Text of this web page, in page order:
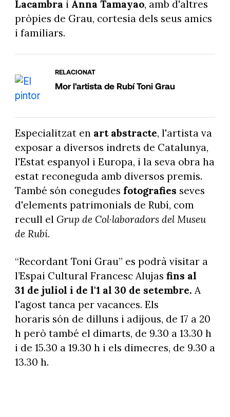
Lacambra i Anna Tamayao, amb d'altres
pròpies de Grau, cortesia dels seus amics
i familiars.
RELACIONAT
Mor l'artista de Rubí Toni Grau
Especialitzat en art abstracte, l'artista va
exposar a diversos indrets de Catalunya,
l'Estat espanyol i Europa, i la seva obra ha
estat reconeguda amb diversos premis.
També són conegudes fotografies seves
d'elements patrimonials de Rubí, com
recull el Grup de Col·laboradors del Museu
de Rubí.
“Recordant Toni Grau” es podrà visitar a
l’Espai Cultural Francesc Alujas fins al
31 de juliol i de l'1 al 30 de setembre. A
l'agost tanca per vacances. Els
horaris són de dilluns i adijous, de 17 a 20
h però també el dimarts, de 9.30 a 13.30 h
i de 15.30 a 19.30 h i els dimecres, de 9.30 a
13.30 h.